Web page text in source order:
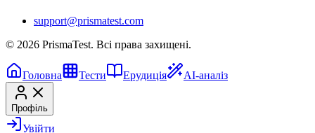
support@prismatest.com
© 2026 PrismaTest. Всі права захищені.
Головна Тести Ерудиція AI-аналіз
Профіль
Увійти